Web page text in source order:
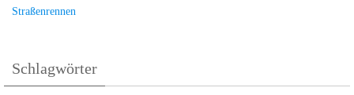
Straßenrennen
Schlagwörter